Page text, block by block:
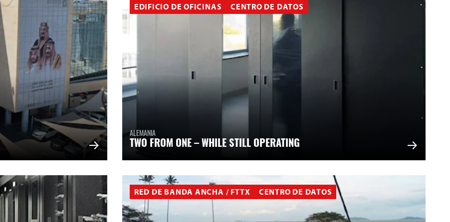
EDIFICIO DE OFICINAS CENTRO DE DATOS
ALEMANIA
TWO FROM ONE – WHILE STILL OPERATING
RED DE BANDA ANCHA / FTTX CENTRO DE DATOS